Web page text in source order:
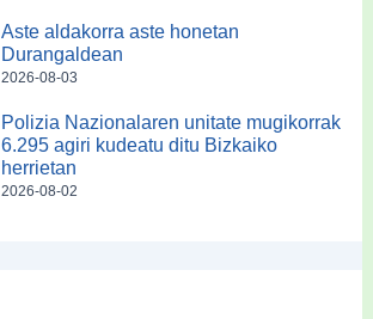
Aste aldakorra aste honetan
Durangaldean
2026-08-03
Polizia Nazionalaren unitate mugikorrak
6.295 agiri kudeatu ditu Bizkaiko
herrietan
2026-08-02